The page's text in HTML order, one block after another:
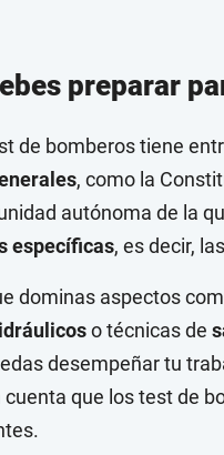
preparar
de bomberos tiene
, como la
autónoma de la
específicas, es decir,
dominas aspectos
o técnicas de
desempeñar tu
que los test de